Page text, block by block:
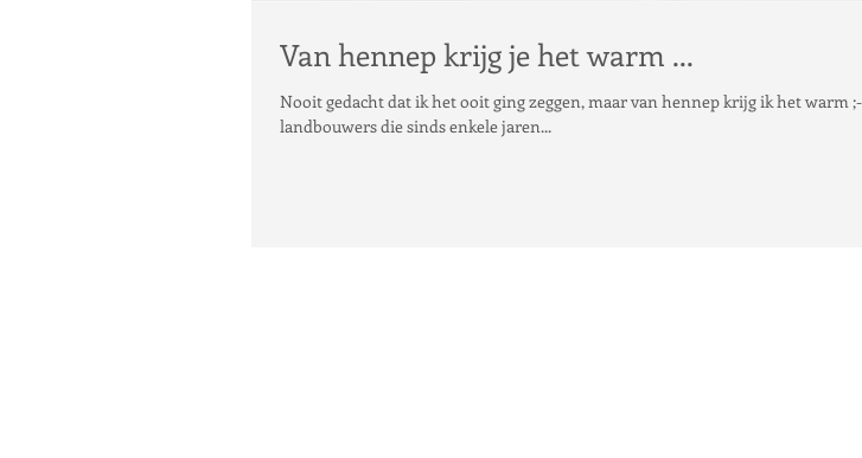
Van hennep krijg je het warm ...
Nooit gedacht dat ik het ooit ging zeggen, maar van hennep krijg ik het warm ;-) Net zoals de Vlaamse
landbouwers die sinds enkele jaren...